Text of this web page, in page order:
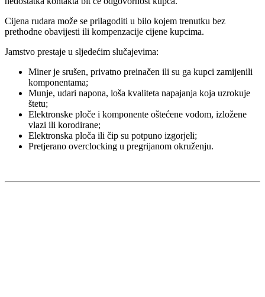
Cijena rudara može se prilagoditi u bilo kojem trenutku bez
prethodne obavijesti ili kompenzacije cijene kupcima.
Jamstvo prestaje u sljedećim slučajevima:
Miner je srušen, privatno preinačen ili su ga kupci zamijenili
komponentama;
Munje, udari napona, loša kvaliteta napajanja koja uzrokuje
štetu;
Elektronske ploče i komponente oštećene vodom, izložene
vlazi ili korodirane;
Elektronska ploča ili čip su potpuno izgorjeli;
Pretjerano overclocking u pregrijanom okruženju.